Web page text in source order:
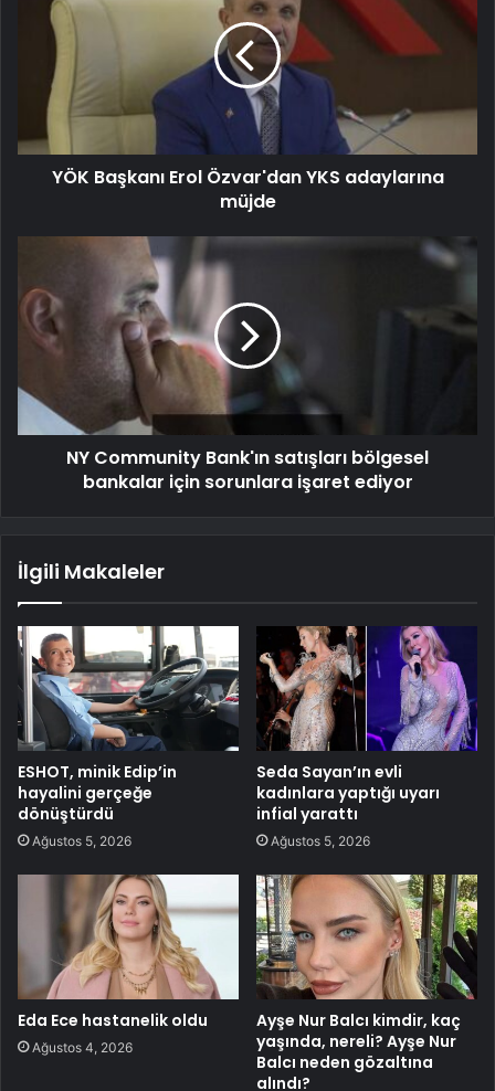
YÖK Başkanı Erol Özvar'dan YKS adaylarına
müjde
NY Community Bank'ın satışları bölgesel
bankalar için sorunlara işaret ediyor
İlgili Makaleler
ESHOT, minik Edip’in
hayalini gerçeğe
dönüştürdü
Ağustos 5, 2026
Seda Sayan’ın evli
kadınlara yaptığı uyarı
infial yarattı
Ağustos 5, 2026
Eda Ece hastanelik oldu
Ağustos 4, 2026
Ayşe Nur Balcı kimdir, kaç
yaşında, nereli? Ayşe Nur
Balcı neden gözaltına
alındı?